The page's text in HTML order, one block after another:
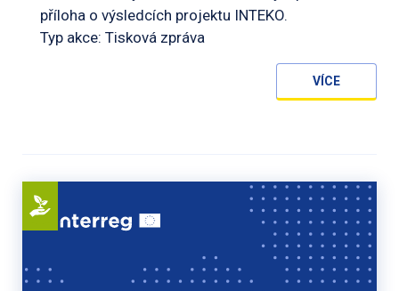
příloha o výsledcích projektu INTEKO.
Typ akce: Tisková zpráva
VÍCE